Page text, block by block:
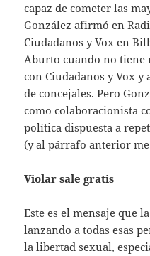
capaz de cometer las
González afirmó en
Ciudadanos y Vox en
Aburto cuando no tiene
con Ciudadanos y Vox
de concejales. Pero
como colaboracionista
política dispuesta a
(y al párrafo anterior
Violar sale gratis
Este es el mensaje que
lanzando a todas esas
la libertad sexual,